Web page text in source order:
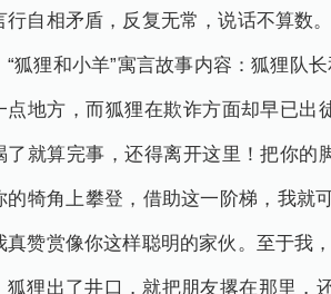
行自相矛盾，反复无常，说话不算数
“狐狸和小羊”寓言故事内容：狐狸队
点地方，而狐狸在欺诈方面却早已出
了就算完事，还得离开这里！把你的
的犄角上攀登，借助这一阶梯，我就
真赞赏像你这样聪明的家伙。至于我
狐狸出了井口，就把朋友撂在那里，